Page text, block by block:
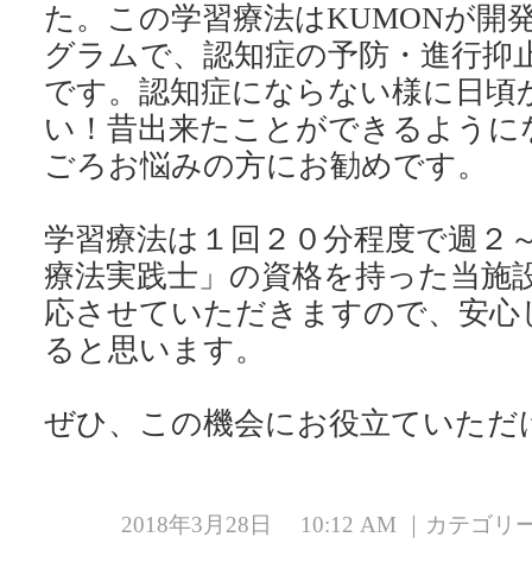
た。この学習療法はKUMONが開
グラムで、認知症の予防・進行抑
です。認知症にならない様に日頃
い！昔出来たことができるよう
ごろお悩みの方にお勧めです。
学習療法は１回２０分程度で週２
療法実践士」の資格を持った当施
応させていただきますので、安
ると思います。
ぜひ、この機会にお役立ていただ
2018年3月28日 10:12 AM ｜カテゴリ